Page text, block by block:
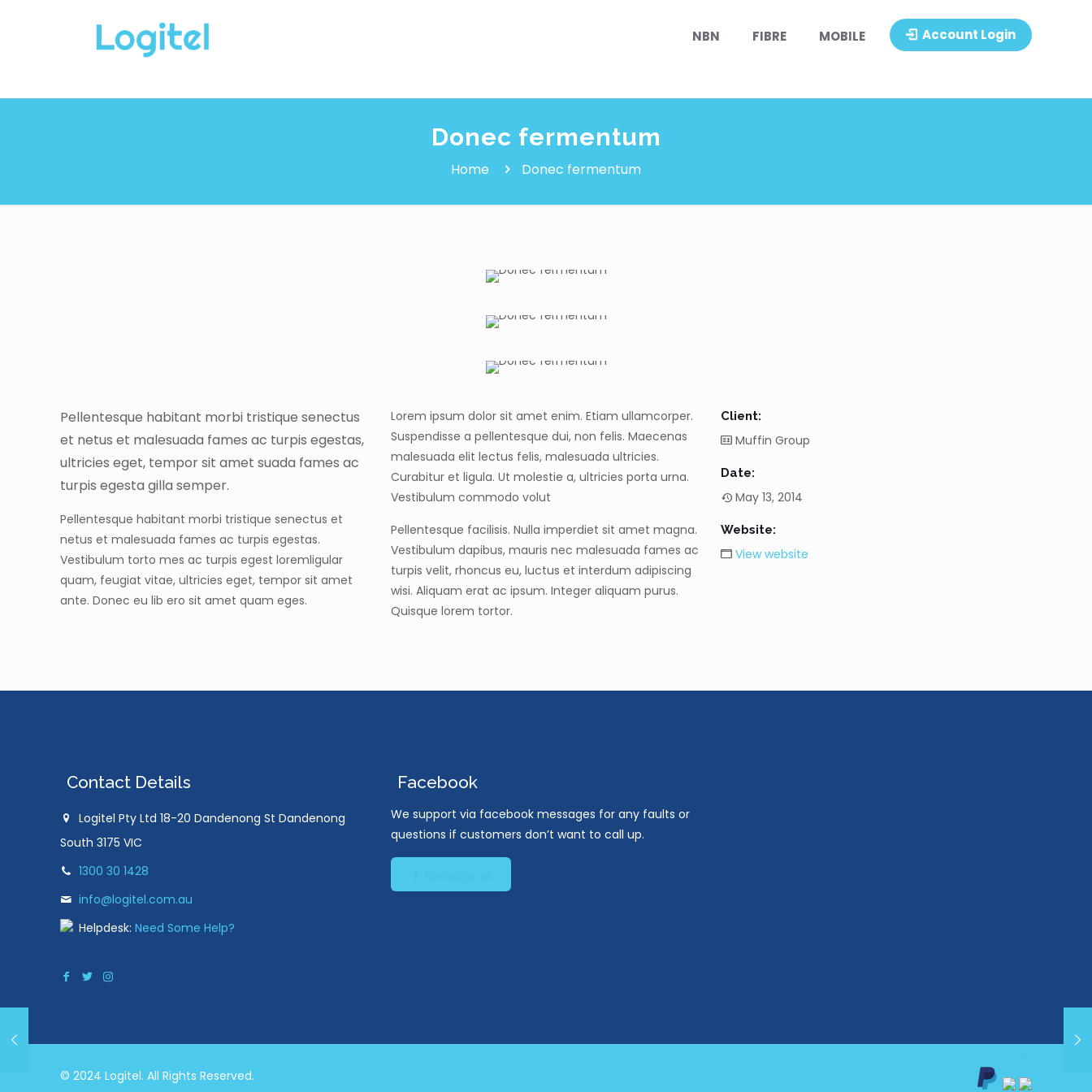
NBN FIBRE MOBILE Account Login
Donec fermentum
Home Donec fermentum
Pellentesque habitant morbi tristique senectus
et netus et malesuada fames ac turpis egestas,
ultricies eget, tempor sit amet suada fames ac
turpis egesta gilla semper.
Pellentesque habitant morbi tristique senectus et
netus et malesuada fames ac turpis egestas.
Vestibulum torto mes ac turpis egest loremligular
quam, feugiat vitae, ultricies eget, tempor sit amet
ante. Donec eu lib ero sit amet quam eges.
Lorem ipsum dolor sit amet enim. Etiam ullamcorper.
Suspendisse a pellentesque dui, non felis. Maecenas
malesuada elit lectus felis, malesuada ultricies.
Curabitur et ligula. Ut molestie a, ultricies porta urna.
Vestibulum commodo volut
Pellentesque facilisis. Nulla imperdiet sit amet magna.
Vestibulum dapibus, mauris nec malesuada fames ac
turpis velit, rhoncus eu, luctus et interdum adipiscing
wisi. Aliquam erat ac ipsum. Integer aliquam purus.
Quisque lorem tortor.
Client:
Muffin Group
Date:
May 13, 2014
Website:
View website
Contact Details
Logitel Pty Ltd 18-20 Dandenong St Dandenong
South 3175 VIC
1300 30 1428
info@logitel.com.au
Helpdesk: Need Some Help?
Facebook
We support via facebook messages for any faults or
questions if customers don’t want to call up.
© 2024 Logitel. All Rights Reserved.